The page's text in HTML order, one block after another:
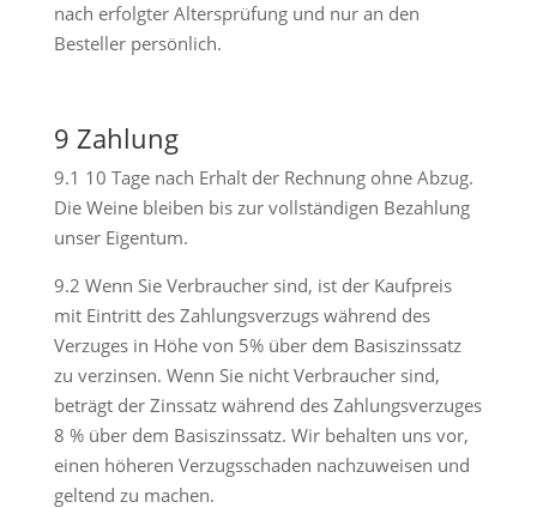
nach erfolgter Altersprüfung und nur an den
Besteller persönlich.
9 Zahlung
9.1 10 Tage nach Erhalt der Rechnung ohne Abzug.
Die Weine bleiben bis zur vollständigen Bezahlung
unser Eigentum.
9.2 Wenn Sie Verbraucher sind, ist der Kaufpreis
mit Eintritt des Zahlungsverzugs während des
Verzuges in Höhe von 5% über dem Basiszinssatz
zu verzinsen. Wenn Sie nicht Verbraucher sind,
beträgt der Zinssatz während des Zahlungsverzuges
8 % über dem Basiszinssatz. Wir behalten uns vor,
einen höheren Verzugsschaden nachzuweisen und
geltend zu machen.